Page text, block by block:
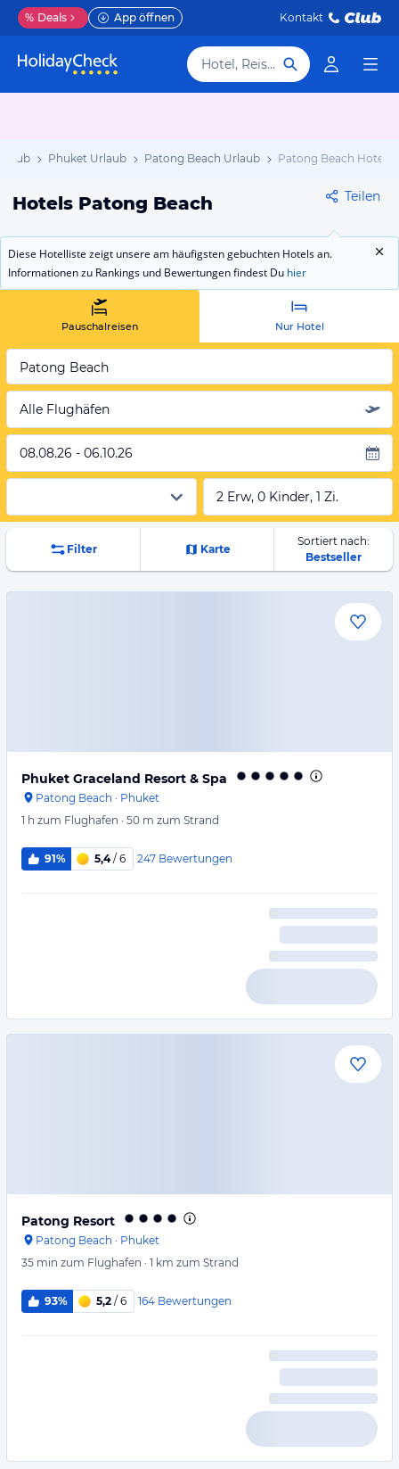
% Deals App öffnen Kontakt
Hotel, Reiseziel
Phuket Urlaub Patong Beach Urlaub Patong Beach Hotels
Hotels Patong Beach Teilen
Diese Hotelliste zeigt unsere am häufigsten gebuchten Hotels an.
Informationen zu Rankings und Bewertungen findest Du hier
Pauschalreisen Nur Hotel
Patong Beach
Alle Flughäfen
08.08.26 - 06.10.26
2 Erw, 0 Kinder, 1 Zi.
Filter Karte
Sortiert nach:
Bestseller
Phuket Graceland Resort & Spa
Patong Beach · Phuket
1 h zum Flughafen · 50 m zum Strand
91% 5,4/ 6 247 Bewertungen
Patong Resort
Patong Beach · Phuket
35 min zum Flughafen · 1 km zum Strand
93% 5,2 / 6 164 Bewertungen